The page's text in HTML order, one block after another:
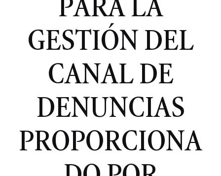
GESTIÓN DEL
CANAL DE
DENUNCIAS
PROPORCIONA